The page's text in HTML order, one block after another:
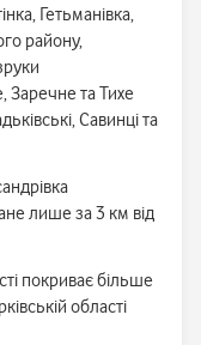
Гетьманівка,
району,
Заречне та Тихе
Савинці та
лише за 3 км від
покриває більше
області